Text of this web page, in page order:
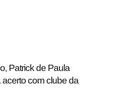
Patrick de Paula
com clube da